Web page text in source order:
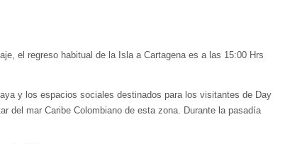
el regreso habitual de la Isla a Cartagena es a las 15:00 Hrs
y los espacios sociales destinados para los visitantes de Day
del mar Caribe Colombiano de esta zona. Durante la pasadía